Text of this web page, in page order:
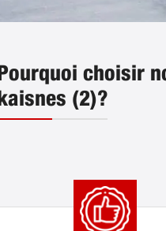
Pourquoi choisir
kaisnes (2)?